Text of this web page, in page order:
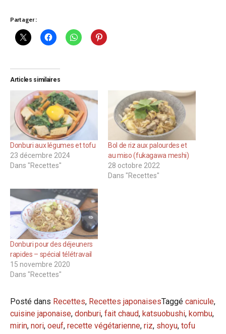
Partager :
Articles similaires
Donburi aux légumes et tofu
23 décembre 2024
Dans "Recettes"
Bol de riz aux palourdes et
au miso (fukagawa meshi)
28 octobre 2022
Dans "Recettes"
Donburi pour des déjeuners
rapides – spécial télétravail
15 novembre 2020
Dans "Recettes"
Posté dans Recettes, Recettes japonaisesTaggé canicule,
cuisine japonaise, donburi, fait chaud, katsuobushi, kombu,
mirin, nori, oeuf, recette végétarienne, riz, shoyu, tofu